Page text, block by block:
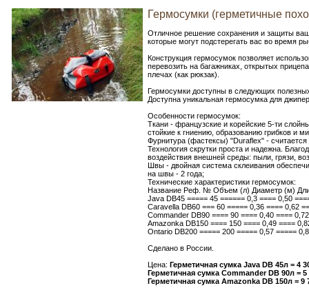
Гермосумки (герметичные
Отличное решение сохранения и защиты
которые могут подстерегать вас во время
Конструкция гермосумок позволяет
перевозить на багажниках, открытых
плечах (как рюкзак).
Гермосумки доступны в следующих
Доступна уникальная гермосумка для
Особенности гермосумок:
Ткани - французские и корейские 5-ти
стойкие к гниению, образованию грибков и
Фурнитура (фастексы) "Duraflex" -
Технология скрутки проста и надежна.
воздействия внешней среды: пыли, грязи,
Швы - двойная система склеивания
на швы - 2 года;
Технические характеристики гермосумок:
Название Реф. № Объем (л) Диаметр (м)
Java DB45 ===== 45 ====== 0,3 ==== 0,50
Caravella DB60 === 60 ===== 0,36 ==== 0,62
Commander DB90 ==== 90 ==== 0,40 ====
Amazonka DB150 ==== 150 ==== 0,49 ====
Ontario DB200 ===== 200 ===== 0,57 =====
Сделано в России.
Цена: Герметичная сумка Java DB 45л = 4
Герметичная сумка Commander DB 90л =
Герметичная сумка Amazonka DB 150л =